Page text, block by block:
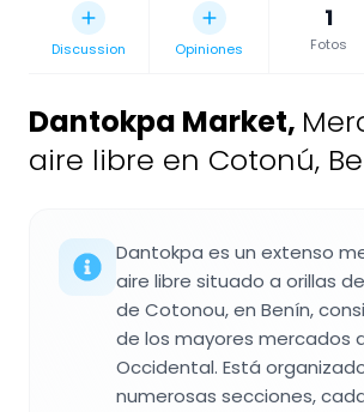
Discussion Opiniones
1
Fotos
Dantokpa Market,
aire libre en Cotonú,
Dantokpa es un extenso
aire libre situado a orillas
de Cotonou, en Benín,
de los mayores mercados
Occidental. Está
numerosas secciones,